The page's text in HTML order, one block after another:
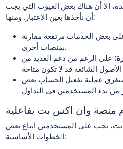
إلا أن هناك بعض العيوب التي يجب
أن نأخذها بعين الاعتبار. ومنها:
بعض الخدمات مرتفعة مقارنة
بمنصات أخرى.
على الرغم من دعم العديد من
عملية تفعيل الحساب بعض
منصة وان اكس بت بفاعلية
يجب على المستخدمين اتباع بعض
الخطوات الأساسية: